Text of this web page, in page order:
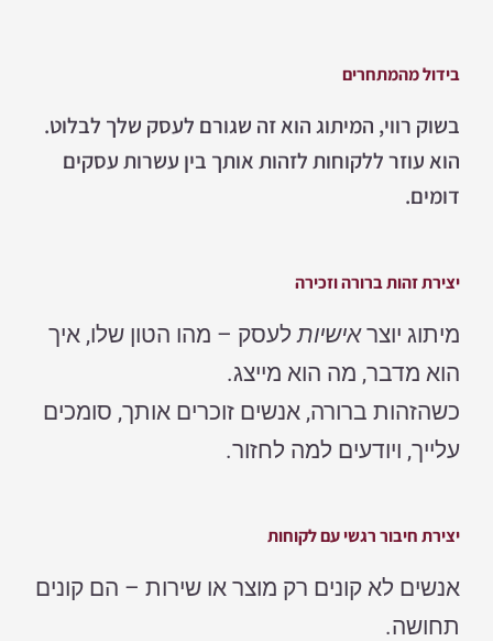
בידול מהמתחרים
בשוק רווי, המיתוג הוא זה שגורם לעסק שלך לבלוט.
הוא עוזר ללקוחות לזהות אותך בין עשרות עסקים
דומים.
יצירת זהות ברורה וזכירה
מיתוג יוצראישיות לעסק – מהו הטון שלו, איך
הוא מדבר, מה הוא מייצג.
כשהזהות ברורה, אנשים זוכרים אותך, סומכים
עלייך, ויודעים למה לחזור.
יצירת חיבור רגשי עם לקוחות
אנשים לא קונים רק מוצר או שירות – הם קונים
תחושה.